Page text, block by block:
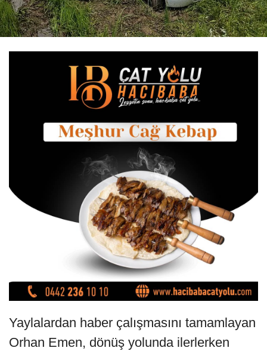
Yaylalardan haber çalışmasını tamamlayan
Orhan Emen, dönüş yolunda ilerlerken